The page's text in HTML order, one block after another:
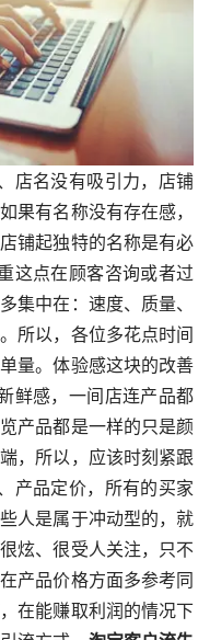
店名没有吸引力，店铺
果有名称没有存在感，
铺起独特的名称是有必
这点在顾客咨询或者过
集中在：速度、质量、
所以，各位多花点时间
量。体验感这块的改善
鲜感，一间店连产品都
产品都是一样的只是颜
，所以，应该时刻紧跟
产品定价，所有的买家
人是属于冲动型的，就
炫、很受人关注，只不
产品价格方面多参考同
在能赚取利润的情况下